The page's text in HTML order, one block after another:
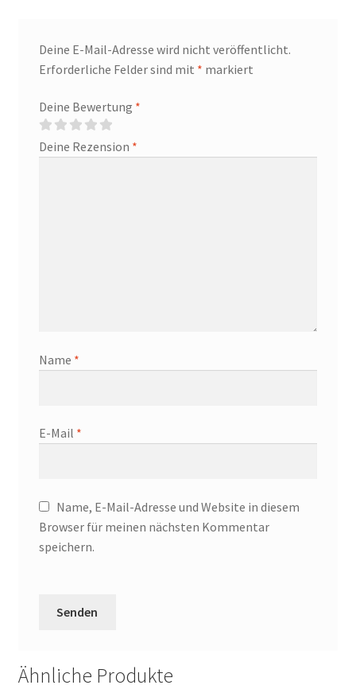
Deine E-Mail-Adresse wird nicht veröffentlicht.
Erforderliche Felder sind mit * markiert
Deine Bewertung *
Deine Rezension *
Name *
E-Mail *
Name, E-Mail-Adresse und Website in diesem
Browser für meinen nächsten Kommentar
speichern.
Ähnliche Produkte